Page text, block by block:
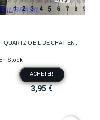
QUARTZ OEIL DE CHAT EN...
En Stock
ACHETER
3,95 €